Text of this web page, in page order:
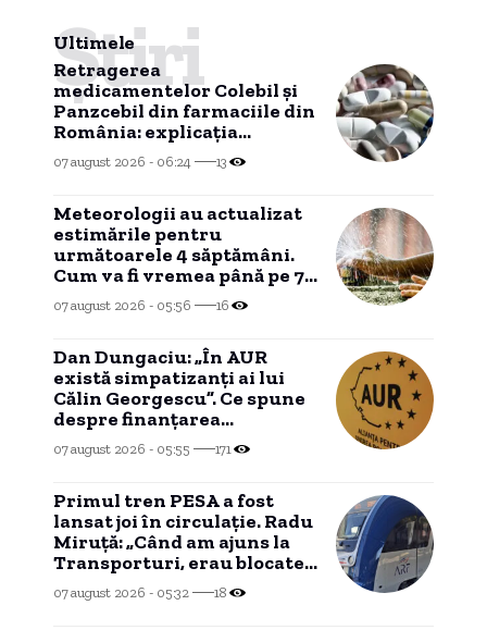
Ultimele
Știri
Retragerea
medicamentelor Colebil și
Panzcebil din farmaciile din
România: explicația
Agenției Naționale a
Medicamentului.
07 august 2026 - 06:24 13
Meteorologii au actualizat
estimările pentru
următoarele 4 săptămâni.
Cum va fi vremea până pe 7
septembrie
07 august 2026 - 05:56 16
Dan Dungaciu: „În AUR
există simpatizanți ai lui
Călin Georgescu”. Ce spune
despre finanțarea
manifestațiilor fostului
candidat
07 august 2026 - 05:55 171
Primul tren PESA a fost
lansat joi în circulație. Radu
Miruță: „Când am ajuns la
Transporturi, erau blocate
între buruieni”
07 august 2026 - 05:32 18